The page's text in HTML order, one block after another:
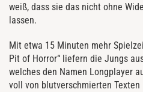
weiß, dass sie das nicht ohne
lassen.
Mit etwa 15 Minuten mehr
Pit of Horror“ liefern die Jungs
welches den Namen Longplayer
voll von blutverschmierten